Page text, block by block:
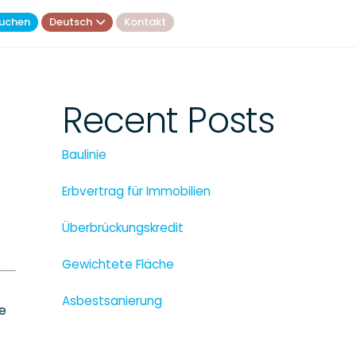
Deutsch Kontakt
Recent Posts
Baulinie
Erbvertrag für Immobilien
Überbrückungskredit
Gewichtete Fläche
Asbestsanierung